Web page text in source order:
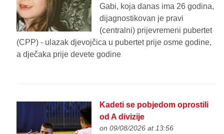
Gabi, koja danas ima 26 godina,
dijagnostikovan je pravi
(centralni) prijevremeni pubertet
(CPP) - ulazak djevojčica u pubertet prije osme godine,
a dječaka prije devete godine
Kadeti se pobjedom oprostili
od A divizije
on 09/08/2026 at 13:56